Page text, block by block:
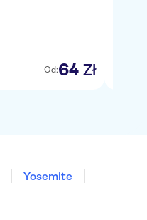
Od:64 Zł
Yosemite